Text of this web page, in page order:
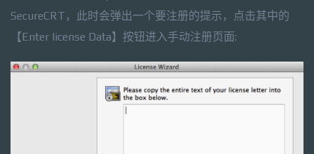
SecureCRT，此时会弹出一个要注册的提示，点击其中的
【Enter license Data】按钮进入手动注册页面: